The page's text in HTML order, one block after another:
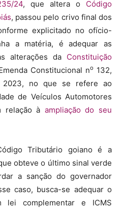
24, que altera o Código
, passou pelo crivo final dos
explicitado no ofício-
a matéria, é adequar as
alterações da Constituição
Constitucional no 132,
no que se refere ao
de Veículos Automotores
relação à ampliação do seu
Tributário goiano é a
obteve o último sinal verde
a sanção do governador
caso, busca-se adequar o
lei complementar e ICMS